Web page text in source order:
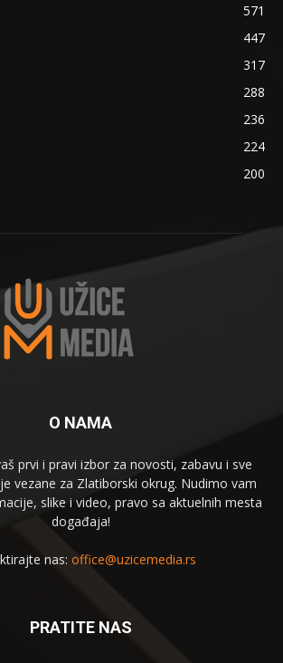
571
447
317
288
236
224
200
O NAMA
prvi i pravi izbor za novosti, zabavu i sve
vezane za Zlatiborski okrug. Nudimo vam
slike i video, pravo sa aktuelnih mesta
događaja!
nas: office@uzicemedia.rs
PRATITE NAS